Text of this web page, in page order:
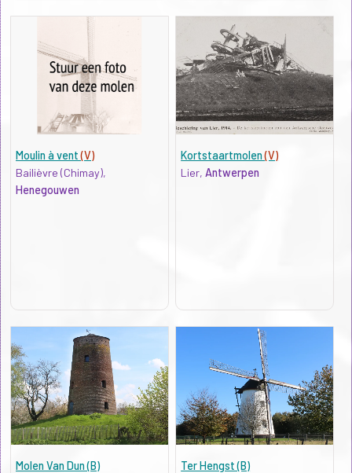
Moulin à vent(V)
Bailièvre (Chimay),
Henegouwen
Kortstaartmolen(V)
Lier,Antwerpen
Molen Van Dun (B)
Ter Hengst (B)